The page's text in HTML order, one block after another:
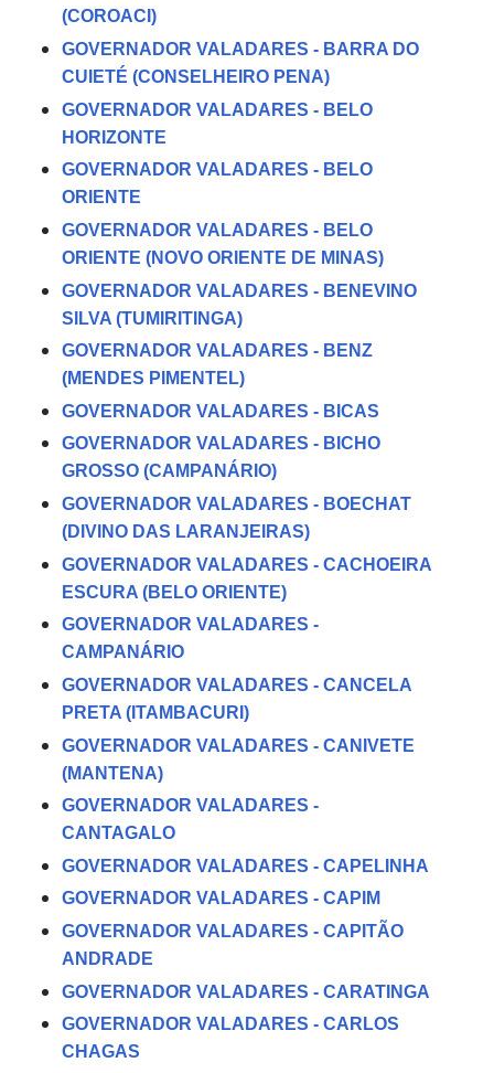
(COROACI)
GOVERNADOR VALADARES - BARRA DO
CUIETÉ (CONSELHEIRO PENA)
GOVERNADOR VALADARES - BELO
HORIZONTE
GOVERNADOR VALADARES - BELO
ORIENTE
GOVERNADOR VALADARES - BELO
ORIENTE (NOVO ORIENTE DE MINAS)
GOVERNADOR VALADARES - BENEVINO
SILVA (TUMIRITINGA)
GOVERNADOR VALADARES - BENZ
(MENDES PIMENTEL)
GOVERNADOR VALADARES - BICAS
GOVERNADOR VALADARES - BICHO
GROSSO (CAMPANÁRIO)
GOVERNADOR VALADARES - BOECHAT
(DIVINO DAS LARANJEIRAS)
GOVERNADOR VALADARES - CACHOEIRA
ESCURA (BELO ORIENTE)
GOVERNADOR VALADARES -
CAMPANÁRIO
GOVERNADOR VALADARES - CANCELA
PRETA (ITAMBACURI)
GOVERNADOR VALADARES - CANIVETE
(MANTENA)
GOVERNADOR VALADARES -
CANTAGALO
GOVERNADOR VALADARES - CAPELINHA
GOVERNADOR VALADARES - CAPIM
GOVERNADOR VALADARES - CAPITÃO
ANDRADE
GOVERNADOR VALADARES - CARATINGA
GOVERNADOR VALADARES - CARLOS
CHAGAS